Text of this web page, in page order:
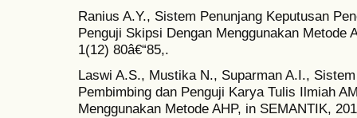
Ranius A.Y., Sistem Penunjang Keputusan
Penguji Skipsi Dengan Menggunakan Metode
1(12) 80â€“85,.
Laswi A.S., Mustika N., Suparman A.I.,
Pembimbing dan Penguji Karya Tulis Ilmiah
Menggunakan Metode AHP, in SEMANTIK,